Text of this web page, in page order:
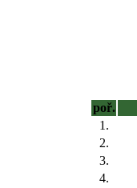
poř.
1.
2.
3.
4.